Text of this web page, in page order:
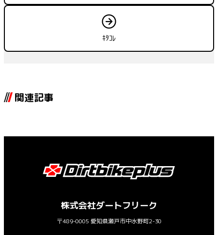
ｷﾀｺﾚ
関連記事
株式会社ダートフリーク
〒489-0005 愛知県瀬戸市中水野町2-30